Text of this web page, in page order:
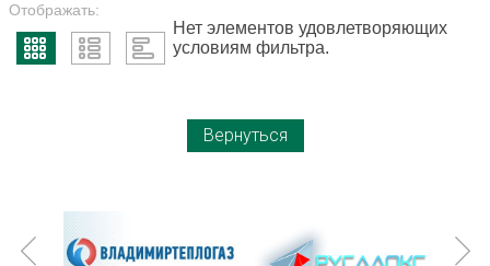
Отображать:
Нет элементов удовлетворяющих
условиям фильтра.
Вернуться